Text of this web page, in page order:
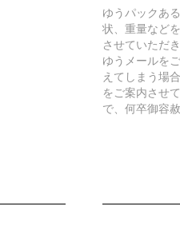
ゆうパックあ
状、重量など
させていただき
ゆうメールを
えてしまう場
をご案内させ
で、何卒御容赦